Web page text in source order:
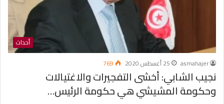
أحداث
asmahajer
25 أغسطس 2020 769
نجيب الشابي: أخشى التفجيرات والاغتيالات
وحكومة المشيشي هي حكومة الرئيس…